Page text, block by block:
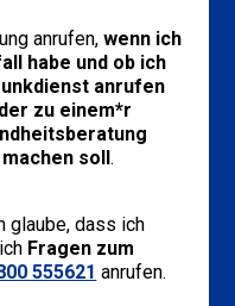
anrufen,wenn ich
habe und ob ich
anrufen
zu einem*r
soll.
glaube, dass ich
Fragen zum
555621 anrufen.